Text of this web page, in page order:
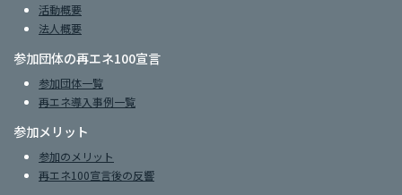
活動概要
法人概要
参加団体の再エネ100宣言
参加団体一覧
再エネ導入事例一覧
参加メリット
参加のメリット
再エネ100宣言後の反響